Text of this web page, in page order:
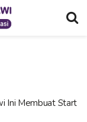
Ini Membuat Start